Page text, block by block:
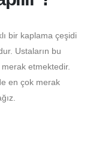
bir kaplama çeşidi
Ustaların bu
etmektedir.
en çok merak